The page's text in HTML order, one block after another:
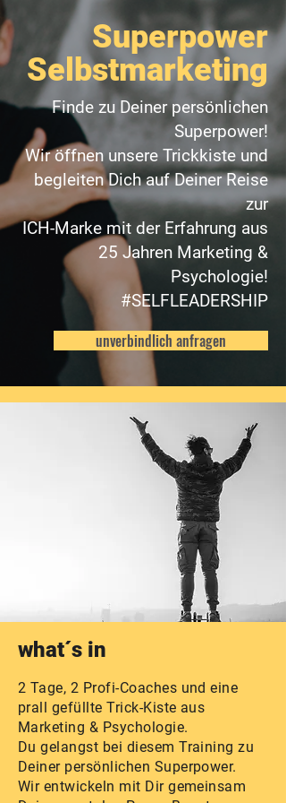
Superpower
Selbstmarketing
Finde zu Deiner persönlichen
Superpower!
Wir öffnen unsere Trickkiste und
begleiten Dich auf Deiner Reise
zur
ICH-Marke mit der Erfahrung aus
25 Jahren Marketing &
Psychologie!
#SELFLEADERSHIP
unverbindlich anfragen
what´s in
2 Tage, 2 Profi-Coaches und eine
prall gefüllte Trick-Kiste aus
Marketing & Psychologie.
Du gelangst bei diesem Training zu
Deiner persönlichen Superpower.
Wir entwickeln mit Dir gemeinsam